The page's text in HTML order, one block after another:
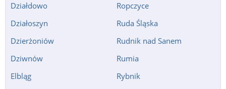
Lędziny al. Spacerowa 2c, Mysłowice;
Lędziny al. Spacerowa 2c, Mysłowice;24h
Bydgoszcz al. Wojska Polskiego 20a, Bydgoszcz;24h
Bydgoszcz al. Wojska Polskiego 65, Bydgoszcz;
Kraków Aleja 29 Listopada 46, Kraków;
Działdowo
Działoszyn
Dzierżoniów
Dziwnów
Elbląg
Ropczyce
Ruda Śląska
Rudnik nad Sanem
Rumia
Rybnik